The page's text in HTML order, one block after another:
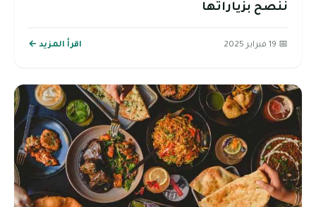
ننصح بزياراتها
📅 19 فبراير 2025 اقرأ المزيد ←